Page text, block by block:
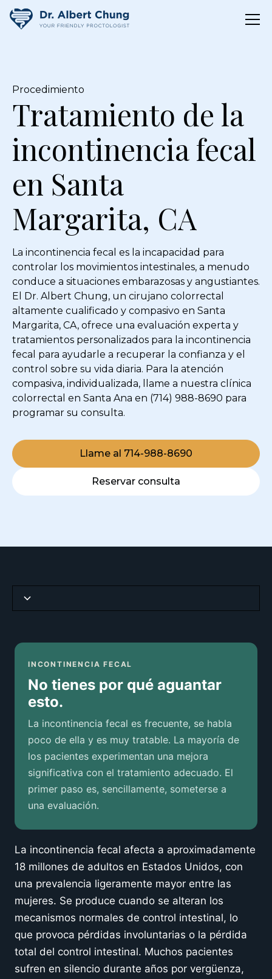
Procedimiento
Tratamiento de la
incontinencia fecal
en Santa
Margarita, CA
La incontinencia fecal es la incapacidad para
controlar los movimientos intestinales, a menudo
conduce a situaciones embarazosas y angustiantes.
El Dr. Albert Chung, un cirujano colorrectal
altamente cualificado y compasivo en Santa
Margarita, CA, ofrece una evaluación experta y
tratamientos personalizados para la incontinencia
fecal para ayudarle a recuperar la confianza y el
control sobre su vida diaria. Para la atención
compasiva, individualizada, llame a nuestra clínica
colorrectal en Santa Ana en (714) 988-8690 para
programar su consulta.
Llame al 714-988-8690
Reservar consulta
Tipos de incontinencia fecal
Síntomas comunes
Factores de riesgo y causas
Cómo se diagnostica la incontinencia fecal
Opciones de tratamiento
Recuperación y atención continuada
INCONTINENCIA FECAL
No tienes por qué aguantar
esto.
La incontinencia fecal es frecuente, se habla
poco de ella y es muy tratable. La mayoría de
los pacientes experimentan una mejora
significativa con el tratamiento adecuado. El
primer paso es, sencillamente, someterse a
una evaluación.
La incontinencia fecal afecta a aproximadamente
18 millones de adultos en Estados Unidos, con
una prevalencia ligeramente mayor entre las
mujeres. Se produce cuando se alteran los
mecanismos normales de control intestinal, lo
que provoca pérdidas involuntarias o la pérdida
total del control intestinal. Muchos pacientes
sufren en silencio durante años por vergüenza,